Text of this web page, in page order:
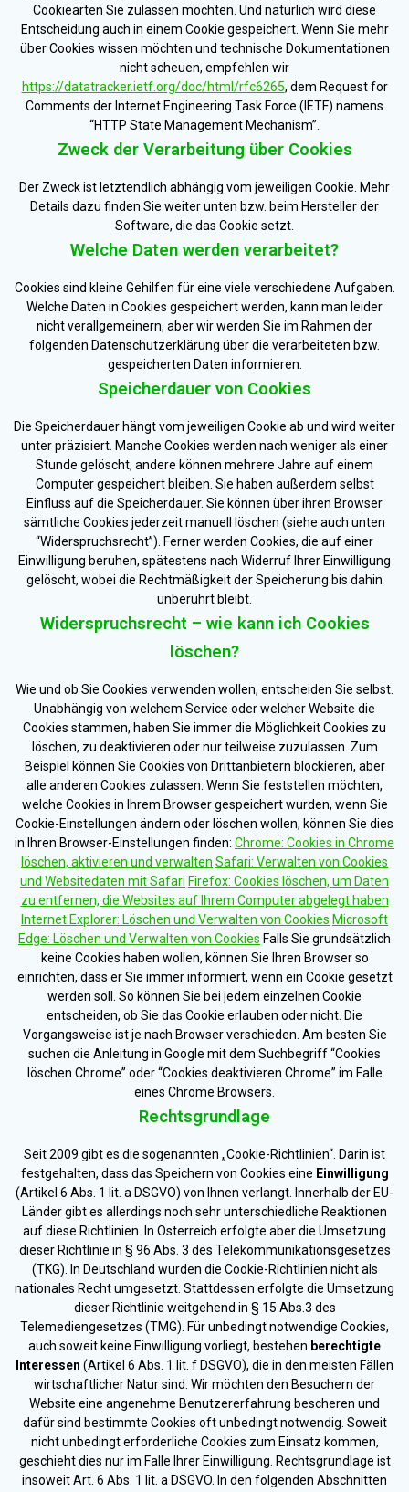
Cookiearten Sie zulassen möchten. Und natürlich wird diese
Entscheidung auch in einem Cookie gespeichert. Wenn Sie mehr
über Cookies wissen möchten und technische Dokumentationen
nicht scheuen, empfehlen wir
https://datatracker.ietf.org/doc/html/rfc6265, dem Request for
Comments der Internet Engineering Task Force (IETF) namens
“HTTP State Management Mechanism”.
Zweck der Verarbeitung über Cookies
Der Zweck ist letztendlich abhängig vom jeweiligen Cookie. Mehr
Details dazu finden Sie weiter unten bzw. beim Hersteller der
Software, die das Cookie setzt.
Welche Daten werden verarbeitet?
Cookies sind kleine Gehilfen für eine viele verschiedene Aufgaben.
Welche Daten in Cookies gespeichert werden, kann man leider
nicht verallgemeinern, aber wir werden Sie im Rahmen der
folgenden Datenschutzerklärung über die verarbeiteten bzw.
gespeicherten Daten informieren.
Speicherdauer von Cookies
Die Speicherdauer hängt vom jeweiligen Cookie ab und wird weiter
unter präzisiert. Manche Cookies werden nach weniger als einer
Stunde gelöscht, andere können mehrere Jahre auf einem
Computer gespeichert bleiben. Sie haben außerdem selbst
Einfluss auf die Speicherdauer. Sie können über ihren Browser
sämtliche Cookies jederzeit manuell löschen (siehe auch unten
“Widerspruchsrecht”). Ferner werden Cookies, die auf einer
Einwilligung beruhen, spätestens nach Widerruf Ihrer Einwilligung
gelöscht, wobei die Rechtmäßigkeit der Speicherung bis dahin
unberührt bleibt.
Widerspruchsrecht – wie kann ich Cookies
löschen?
Wie und ob Sie Cookies verwenden wollen, entscheiden Sie selbst.
Unabhängig von welchem Service oder welcher Website die
Cookies stammen, haben Sie immer die Möglichkeit Cookies zu
löschen, zu deaktivieren oder nur teilweise zuzulassen. Zum
Beispiel können Sie Cookies von Drittanbietern blockieren, aber
alle anderen Cookies zulassen. Wenn Sie feststellen möchten,
welche Cookies in Ihrem Browser gespeichert wurden, wenn Sie
Cookie-Einstellungen ändern oder löschen wollen, können Sie dies
in Ihren Browser-Einstellungen finden: Chrome: Cookies in Chrome
löschen, aktivieren und verwalten Safari: Verwalten von Cookies
und Websitedaten mit Safari Firefox: Cookies löschen, um Daten
zu entfernen, die Websites auf Ihrem Computer abgelegt haben
Internet Explorer: Löschen und Verwalten von Cookies Microsoft
Edge: Löschen und Verwalten von Cookies Falls Sie grundsätzlich
keine Cookies haben wollen, können Sie Ihren Browser so
einrichten, dass er Sie immer informiert, wenn ein Cookie gesetzt
werden soll. So können Sie bei jedem einzelnen Cookie
entscheiden, ob Sie das Cookie erlauben oder nicht. Die
Vorgangsweise ist je nach Browser verschieden. Am besten Sie
suchen die Anleitung in Google mit dem Suchbegriff “Cookies
löschen Chrome” oder “Cookies deaktivieren Chrome” im Falle
eines Chrome Browsers.
Rechtsgrundlage
Seit 2009 gibt es die sogenannten „Cookie-Richtlinien“. Darin ist
festgehalten, dass das Speichern von Cookies eine Einwilligung
(Artikel 6 Abs. 1 lit. a DSGVO) von Ihnen verlangt. Innerhalb der EU-
Länder gibt es allerdings noch sehr unterschiedliche Reaktionen
auf diese Richtlinien. In Österreich erfolgte aber die Umsetzung
dieser Richtlinie in § 96 Abs. 3 des Telekommunikationsgesetzes
(TKG). In Deutschland wurden die Cookie-Richtlinien nicht als
nationales Recht umgesetzt. Stattdessen erfolgte die Umsetzung
dieser Richtlinie weitgehend in § 15 Abs.3 des
Telemediengesetzes (TMG). Für unbedingt notwendige Cookies,
auch soweit keine Einwilligung vorliegt, bestehen berechtigte
Interessen (Artikel 6 Abs. 1 lit. f DSGVO), die in den meisten Fällen
wirtschaftlicher Natur sind. Wir möchten den Besuchern der
Website eine angenehme Benutzererfahrung bescheren und
dafür sind bestimmte Cookies oft unbedingt notwendig. Soweit
nicht unbedingt erforderliche Cookies zum Einsatz kommen,
geschieht dies nur im Falle Ihrer Einwilligung. Rechtsgrundlage ist
insoweit Art. 6 Abs. 1 lit. a DSGVO. In den folgenden Abschnitten